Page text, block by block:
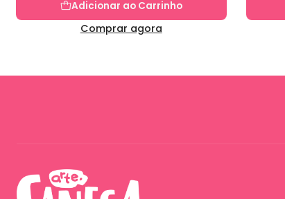
Adicionar ao Carrinho
Comprar agora